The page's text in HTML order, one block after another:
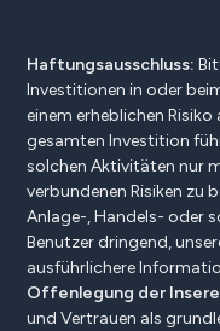
Haftungsausschluss:
Investitionen in oder
einem erheblichen
gesamten Investition
solchen Aktivitäten nur
verbundenen Risiken zu
Anlage-, Handels- oder
Benutzer dringend,
ausführlichere
Offenlegung der
und Vertrauen als